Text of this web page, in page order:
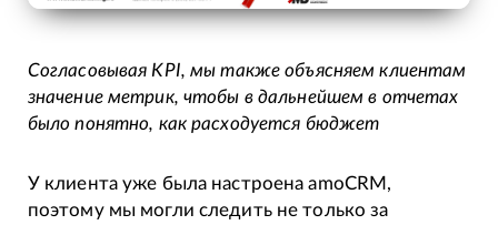
Согласовывая KPI, мы также объясняем клиентам
значение метрик, чтобы в дальнейшем в отчетах
было понятно, как расходуется бюджет
У клиента уже была настроена amoCRM,
поэтому мы могли следить не только за